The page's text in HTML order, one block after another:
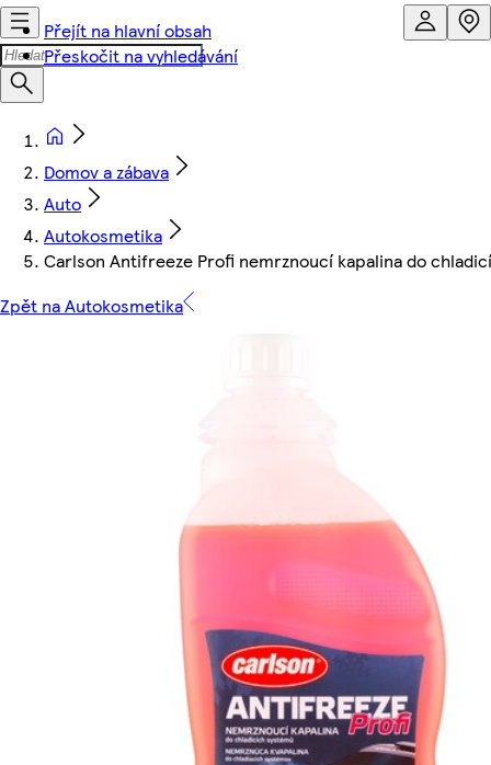
Přejít na hlavní obsah
Přeskočit na vyhledávání
Domov a zábava
Auto
Autokosmetika
Carlson Antifreeze Profi nemrznoucí kapalina do
Zpět na Autokosmetika